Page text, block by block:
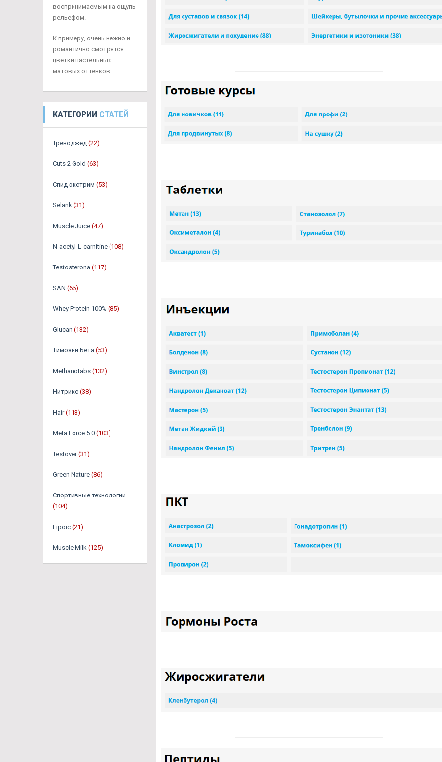
воспринимаемым на ощупь
рельефом.
К примеру, очень нежно и
романтично смотрятся
цветки пастельных
матовых оттенков.
КАТЕГОРИИ СТАТЕЙ
Треноджед (22)
Cuts 2 Gold (63)
Спид экстрим (53)
Selank (31)
Muscle Juice (47)
N-acetyl-L-carnitine (108)
Testosterona (117)
SAN (65)
Whey Protein 100% (85)
Glucan (132)
Tимозин Бета (53)
Methanotabs (132)
Нитрикс (38)
Hair (113)
Meta Force 5.0 (103)
Testover (31)
Green Nature (86)
Спортивные технологии
(104)
Lipoic (21)
Muscle Milk (125)